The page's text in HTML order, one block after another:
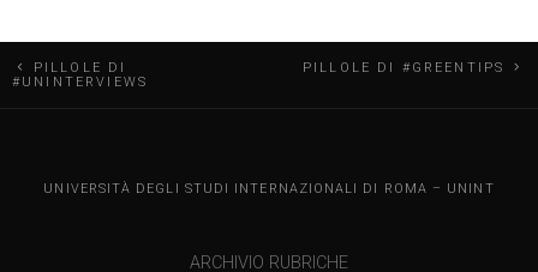
N PILLOLE DI
#UNINTERVIEWS
PILLOLE DI #GREENTIPS
UNINT BLOG
UNIVERSITÀ DEGLI STUDI INTERNAZIONALI DI ROMA – UNINT
ARCHIVIO RUBRICHE